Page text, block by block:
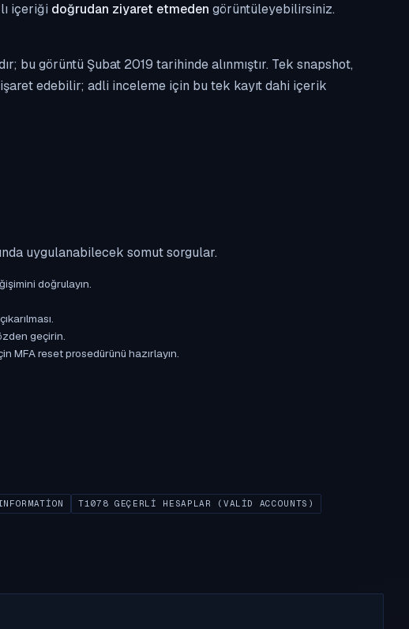
içeriği doğrudan ziyaret etmeden görüntüleyebilirsiniz.
bu görüntü Şubat 2019 tarihinde alınmıştır. Tek snapshot,
edebilir; adli inceleme için bu tek kayıt dahi içerik
uygulanabilecek somut sorgular.
doğrulayın.
geçirin.
MFA reset prosedürünü hazırlayın.
T1078 GEÇERLI HESAPLAR (VALID ACCOUNTS)